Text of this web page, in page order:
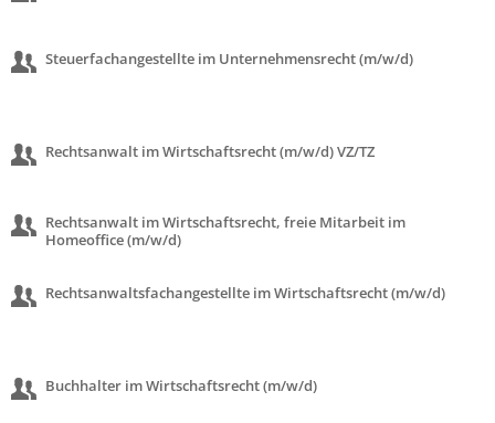
Steuerfachangestellte im Unternehmensrecht (m/w/d)
Rechtsanwalt im Wirtschaftsrecht (m/w/d) VZ/TZ
Rechtsanwalt im Wirtschaftsrecht, freie Mitarbeit im
Homeoffice (m/w/d)
Rechtsanwaltsfachangestellte im Wirtschaftsrecht (m/w/d)
Buchhalter im Wirtschaftsrecht (m/w/d)